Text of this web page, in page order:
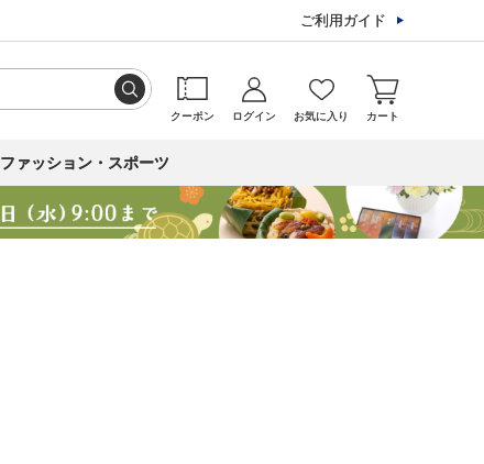
ご利用ガイド
クーポン ログイン お気に入り カート
ファッション・スポーツ